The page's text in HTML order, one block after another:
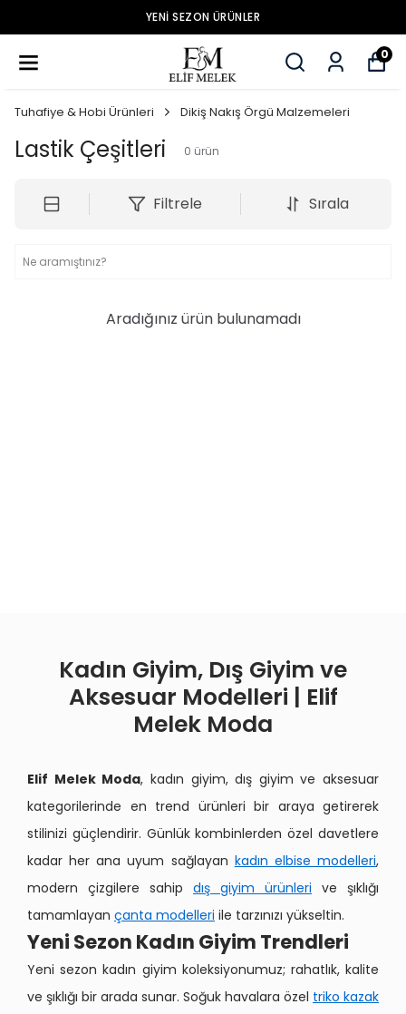
YENİ SEZON ÜRÜNLER
0
Tuhafiye & Hobi Ürünleri Dikiş Nakış Örgü Malzemeleri
Lastik Çeşitleri 0 ürün
Filtrele Sırala
Aradığınız ürün bulunamadı
Kadın Giyim, Dış Giyim ve
Aksesuar Modelleri | Elif
Melek Moda
Elif Melek Moda, kadın giyim, dış giyim ve aksesuar
kategorilerinde en trend ürünleri bir araya getirerek
stilinizi güçlendirir. Günlük kombinlerden özel davetlere
kadar her ana uyum sağlayan kadın elbise modelleri,
modern çizgilere sahip dış giyim ürünleri ve şıklığı
tamamlayan çanta modelleri ile tarzınızı yükseltin.
Yeni Sezon Kadın Giyim Trendleri
Yeni sezon kadın giyim koleksiyonumuz; rahatlık, kalite
ve şıklığı bir arada sunar. Soğuk havalara özel triko kazak